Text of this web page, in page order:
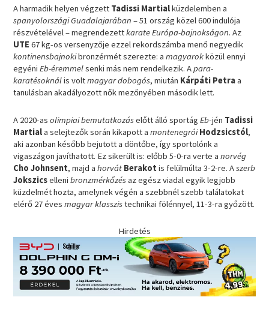
A harmadik helyen végzett Tadissi Martialküzdelemben a
spanyolországi Guadalajarában – 51 ország közel 600 indulója
részvételével – megrendezettkarate Európa-bajnokságon. Az
UTE 67 kg-os versenyzője ezzel rekordszámba menő negyedik
kontinensbajnokibronzérmét szerezte: amagyarokközül ennyi
egyéniEb-éremmelsenki más nem rendelkezik. Apara-
karatésoknális voltmagyar dobogós, miután Kárpáti Petraa
tanulásban akadályozott nők mezőnyében második lett.
A 2020-asolimpiai bemutatkozáselőtt álló sportágEb-jén Tadissi
Martiala selejtezők során kikapott amontenegrói Hodzsicstól,
aki azonban később bejutott a döntőbe, így sportolónk a
vigaszágon javíthatott. Ez sikerült is: előbb 5-0-ra verte anorvég
Cho Johnsent, majd ahorvát Berakot is felülmúlta 3-2-re. Aszerb
Jokszicsellenibronzmérkőzésaz egész viadal egyik legjobb
küzdelmét hozta, amelynek végén a szebbnél szebb találatokat
elérő 27 évesmagyar klasszistechnikai fölénnyel, 11-3-ra győzött.
Hirdetés